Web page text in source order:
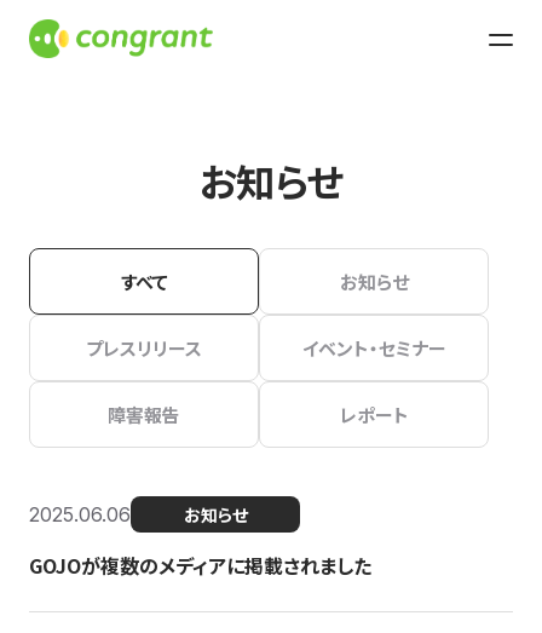
お知らせ
すべて お知らせ
プレスリリース イベント・セミナー
障害報告 レポート
2025.06.06 お知らせ
GOJOが複数のメディアに掲載されました